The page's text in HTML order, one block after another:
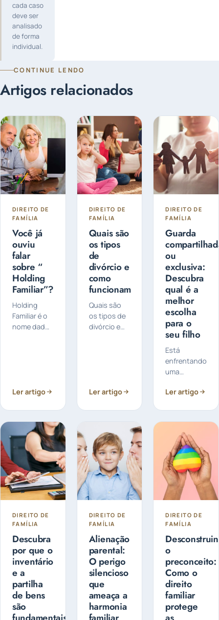
cada caso
deve ser
analisado
de forma
individual.
CONTINUE LENDO
Artigos relacionados
DIREITO DE
FAMÍLIA
Você já
ouviu
falar
sobre “
Holding
Familiar”?
Holding
Familiar é o
nome dado
para
administrá-
lo, de forma
a fazer o
planejamento
sucessório.
Ler artigo
DIREITO DE
FAMÍLIA
Quais são
os tipos
de
divórcio e
como
funcionam
Quais são
os tipos de
divórcio e
forma
extrajudicial
Ler artigo
DIREITO DE
FAMÍLIA
Guarda
ou
exclusiva:
Descubra
qual é a
melhor
escolha
para o
seu filho
Está
enfrentando
uma
preocupado
Entenda as
diferenças
entre
Guarda
Compartilhada
ou Guarda
Exclusiva
Ler artigo
DIREITO DE
FAMÍLIA
Descubra
por que o
inventário
e a
partilha
de bens
são
DIREITO DE
FAMÍLIA
Alienação
parental:
O perigo
silencioso
que
ameaça a
harmonia
DIREITO DE
FAMÍLIA
o
preconceito:
Como o
direito
familiar
protege